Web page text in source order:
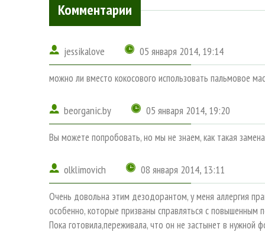
Комментарии
jessikalove 05 января 2014, 19:14
можно ли вместо кокосового использовать пальмовое
beorganic.by 05 января 2014, 19:20
Вы можете попробовать, но мы не знаем, как такая
olklimovich 08 января 2014, 13:11
Очень довольна этим дезодорантом, у меня аллергия
особенно, которые призваны справляться с повышенным
Пока готовила,переживала, что он не застынет в нужной